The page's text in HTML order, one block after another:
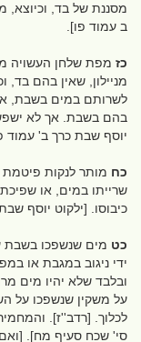
מסננת של בד, וכיוצא,
ב עמוד פו].
כז מפת שלחן העשויה
מניילון, שאין בהם בד,
לשרותם במים בשבת,
בהם בשבת. אך לא
יוסף שבת כרך ב' עמוד
כח מותר לנקות פיטמת
שרייתו במים, או שפיכת
כיבוסו. [ילקוט יוסף
כט מים שנשפכו בשבת
ידי ניגוב במגבת או
ובלבד שלא יהיו מים
על משקין שנשפכו על
לכלוך. [רדב''ז].
סי' שכח סעיף מח].